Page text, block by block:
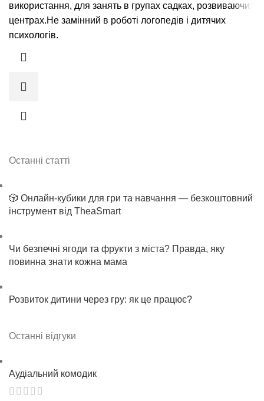
використання, для занять в групах садках, розвиваючих
центрах.Не замінний в роботі логопедів і дитячих
психологів.
Останні статті
🎲 Онлайн-кубики для гри та навчання — безкоштовний
інструмент від TheaSmart
Чи безпечні ягоди та фрукти з міста? Правда, яку
повинна знати кожна мама
Розвиток дитини через гру: як це працює?
Останні відгуки
Аудіальний комодик